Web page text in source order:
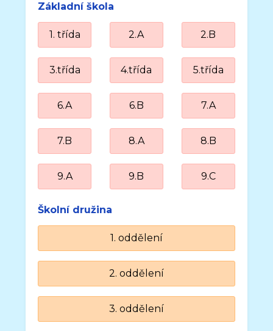
Základní škola
1. třída 2.A 2.B
3.třída 4.třída 5.třída
6.A 6.B 7.A
7.B 8.A 8.B
9.A 9.B 9.C
Školní družina
1. oddělení
2. oddělení
3. oddělení